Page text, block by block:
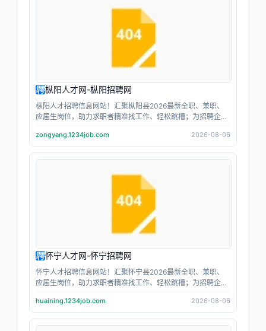
枞阳人才网-枞阳招聘网
枞阳人才招聘信息网站！汇聚枞阳县2026最新全职、兼职、
应届生岗位，助力求职者精准找工作、轻松跳槽；为招聘企业
才，上主角跳动；让每个人都成为职场主角。
zongyang.1234job.com 2026-08-06
怀宁人才网-怀宁招聘网
怀宁人才招聘信息网站！汇聚怀宁县2026最新全职、兼职、
应届生岗位，助力求职者精准找工作、轻松跳槽；为招聘企业
才，上主角跳动；让每个人都成为职场主角。
huaining.1234job.com 2026-08-06